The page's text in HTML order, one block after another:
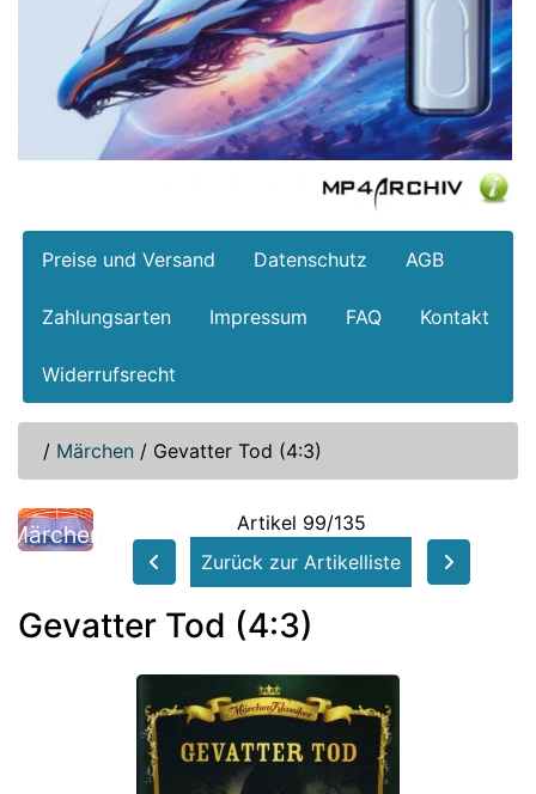
Preise und Versand Datenschutz AGB
Zahlungsarten Impressum FAQ Kontakt
Widerrufsrecht
/ Märchen / Gevatter Tod (4:3)
Märchen
Artikel 99/135
Zurück zur Artikelliste
Gevatter Tod (4:3)